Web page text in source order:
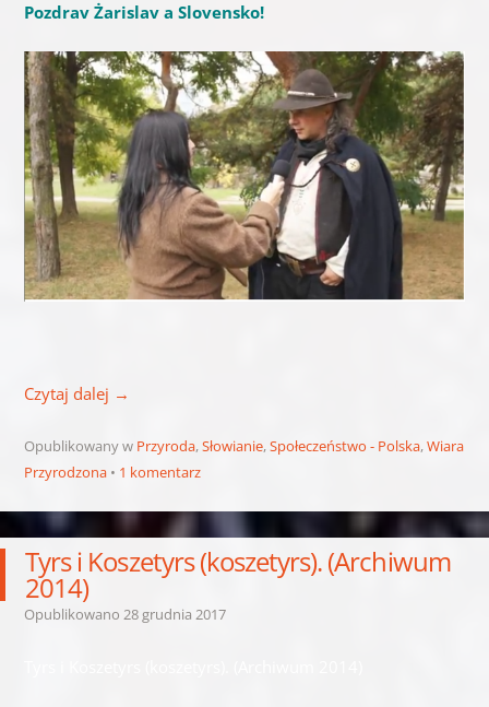
Pozdrav Żarislav a Slovensko!
Czytaj dalej →
Opublikowany w Przyroda,Słowianie,Społeczeństwo - Polska,Wiara
Przyrodzona
1 komentarz
Tyrs i Koszetyrs (koszetyrs). (Archiwum
2014)
Opublikowano 28 grudnia 2017